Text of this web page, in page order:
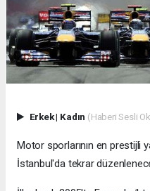
Erkek| Kadın (Haberi Sesli
Motor sporlarının en prestijli
İstanbul'da tekrar